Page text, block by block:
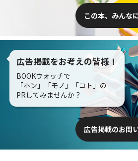
この本、みんな
広告掲載をお考えの皆様！
BOOKウォッチで
「ホン」「モノ」「コト」の
PRしてみませんか？
広告掲載のお問